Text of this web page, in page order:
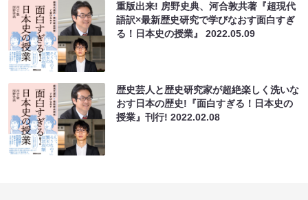
重版出来! 房野史典、河合敦共著『超現代
語訳×最新歴史研究で学びなおす⾯⽩すぎ
る！⽇本史の授業』2022.05.09
歴史芸人と歴史研究家が超絶楽しく洗いな
おす日本の歴史!『面白すぎる！日本史の
授業』刊行!2022.02.08